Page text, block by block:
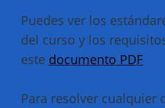
Puedes ver los
del curso y los
este documento PDF
Para resolver cualquier